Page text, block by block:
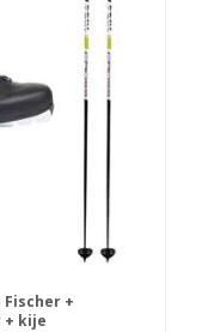
+
+ kije